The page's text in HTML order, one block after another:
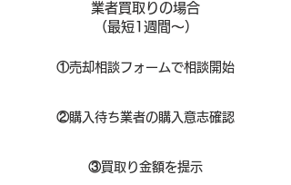
業者買取りの場合
（​最短1週間～）
①​売却相談フォームで相談開始
②購入待ち業者の購入意志確認
③買取り金額を提示